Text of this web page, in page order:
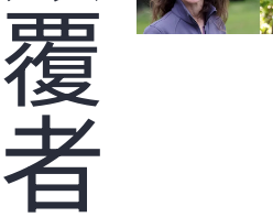
覆
者